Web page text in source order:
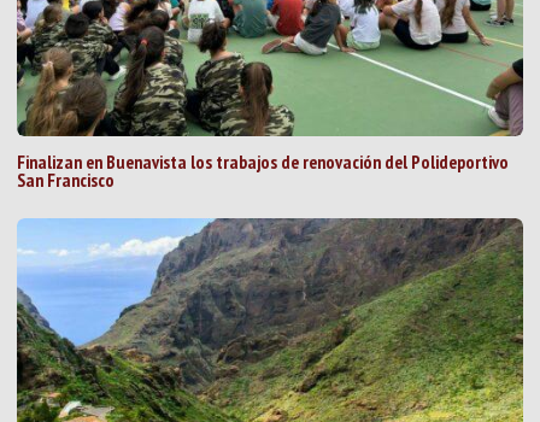
Finalizan en Buenavista los trabajos de renovación del Polideportivo
San Francisco